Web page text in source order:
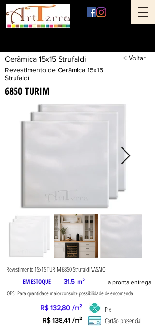
Cerâmica 15x15 Strufaldi < Voltar
Revestimento de Cerâmica 15x15
Strufaldi
6850 TURIM
Revestimento 15x15 TURIM 6850 Strufaldi VASAIO
EM ESTOQUE 31.5 m² a pronta entrega
OBS.: Para quantidade maior consulte possibilidade de encomenda
R$ 132,80 /m²
R$ 138,41 /m²
Pix
Cartão presencial